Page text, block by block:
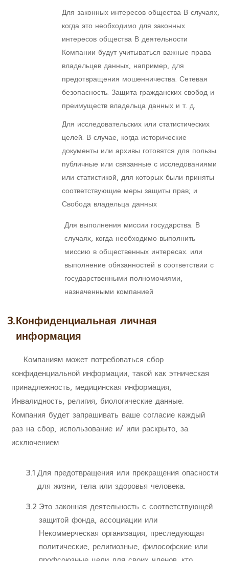
Для законных интересов общества В случаях,
когда это необходимо для законных
интересов общества В деятельности
Компании будут учитываться важные права
владельцев данных, например, для
предотвращения мошенничества. Сетевая
безопасность. Защита гражданских свобод и
преимуществ владельца данных и т. д.
Для исследовательских или статистических
целей. В случае, когда исторические
документы или архивы готовятся для пользы.
публичные или связанные с исследованиями
или статистикой, для которых были приняты
соответствующие меры защиты прав; и
Свобода владельца данных
Для выполнения миссии государства. В
случаях, когда необходимо выполнить
миссию в общественных интересах. или
выполнение обязанностей в соответствии с
государственными полномочиями,
назначенными компанией
3.Конфиденциальная личная
информация
Компаниям может потребоваться сбор
конфиденциальной информации, такой как этническая
принадлежность, медицинская информация,
Инвалидность, религия, биологические данные.
Компания будет запрашивать ваше согласие каждый
раз на сбор, использование и/ или раскрыто, за
исключением
3.1 Для предотвращения или прекращения опасности
для жизни, тела или здоровья человека.
3.2 Это законная деятельность с соответствующей
защитой фонда, ассоциации или
Некоммерческая организация, преследующая
политические, религиозные, философские или